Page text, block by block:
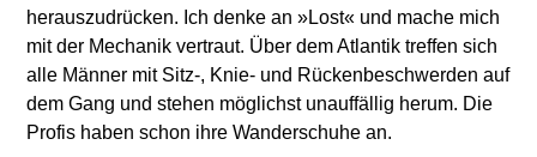
herauszudrücken. Ich denke an »Lost« und mache mich
mit der Mechanik vertraut. Über dem Atlantik treffen sich
alle Männer mit Sitz-, Knie- und Rückenbeschwerden auf
dem Gang und stehen möglichst unauffällig herum. Die
Profis haben schon ihre Wanderschuhe an.